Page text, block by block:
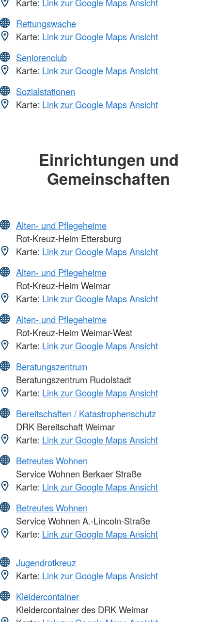
Rettungswache
Karte: Link zur Google Maps Ansicht
Seniorenclub
Karte: Link zur Google Maps Ansicht
Sozialstationen
Karte: Link zur Google Maps Ansicht
Einrichtungen und
Gemeinschaften
Alten- und Pflegeheime
Rot-Kreuz-Heim Ettersburg
Karte: Link zur Google Maps Ansicht
Alten- und Pflegeheime
Rot-Kreuz-Heim Weimar
Karte: Link zur Google Maps Ansicht
Alten- und Pflegeheime
Rot-Kreuz-Heim Weimar-West
Karte: Link zur Google Maps Ansicht
Beratungszentrum
Beratungszentrum Rudolstadt
Karte: Link zur Google Maps Ansicht
Bereitschaften / Katastrophenschutz
DRK Bereitschaft Weimar
Karte: Link zur Google Maps Ansicht
Betreutes Wohnen
Service Wohnen Berkaer Straße
Karte: Link zur Google Maps Ansicht
Betreutes Wohnen
Service Wohnen A.-Lincoln-Straße
Karte: Link zur Google Maps Ansicht
Jugendrotkreuz
Karte: Link zur Google Maps Ansicht
Kleidercontainer
Kleidercontainer des DRK Weimar